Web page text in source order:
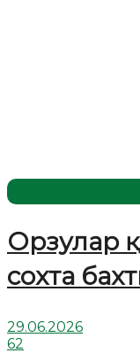
Орзулар
сохта
29.06.2026
62